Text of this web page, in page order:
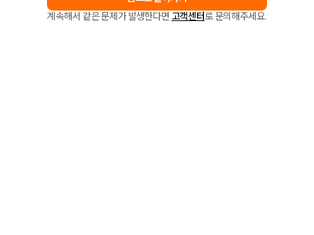
계속해서 같은 문제가 발생한다면 고객센터로 문의해주세요.